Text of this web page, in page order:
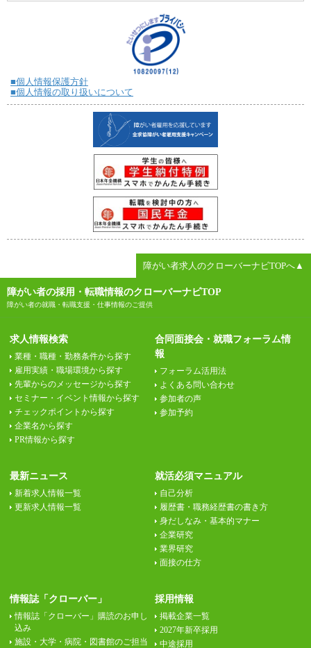
■個人情報保護方針
■個人情報の取り扱いについて
障がい者求人のクローバーナビTOPへ▲
障がい者の採用・転職情報のクローバーナビTOP
障がい者の就職・転職支援・仕事情報のご提供
求人情報検索
業種・職種・勤務条件から探す
雇用実績・職場環境から探す
先輩からのメッセージから探す
セミナー・イベント情報から探す
チェックポイントから探す
企業名から探す
PR情報から探す
合同面接会・就職フォーラム情
報
フォーラム活用法
よくある問い合わせ
参加者の声
参加予約
最新ニュース
新着求人情報一覧
更新求人情報一覧
就活必須マニュアル
自己分析
履歴書・職務経歴書の書き方
身だしなみ・基本的マナー
企業研究
業界研究
面接の仕方
情報誌「クローバー」
情報誌「クローバー」購読のお申し
込み
施設・大学・病院・図書館のご担当
採用情報
掲載企業一覧
2027年新卒採用
中途採用